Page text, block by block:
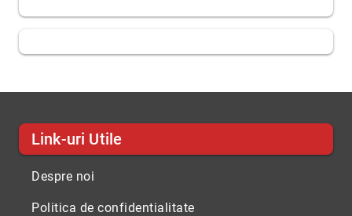
Link-uri Utile
Despre noi
Politica de confidentialitate